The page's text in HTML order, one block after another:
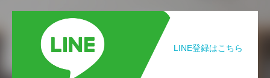
LINE登録はこちら